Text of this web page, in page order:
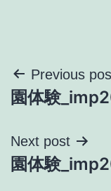
投
稿
ナ
ビ
Previous
園体験
Next post
園体験